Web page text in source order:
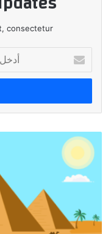
consectetur.
بريدك
الإلكتروني
ليمفي
توسّع
خدماتها
للدفع
مصر،
مستهدفةً